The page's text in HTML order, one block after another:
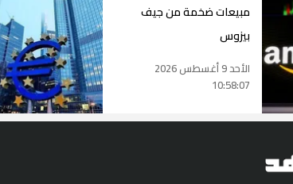
مبيعات ضخمة من جيف
بيزوس
الأحد 9 أغسطس 2026
10:58:07